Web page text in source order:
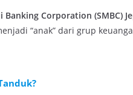
Corporation (SMBC)
“anak” dari grup